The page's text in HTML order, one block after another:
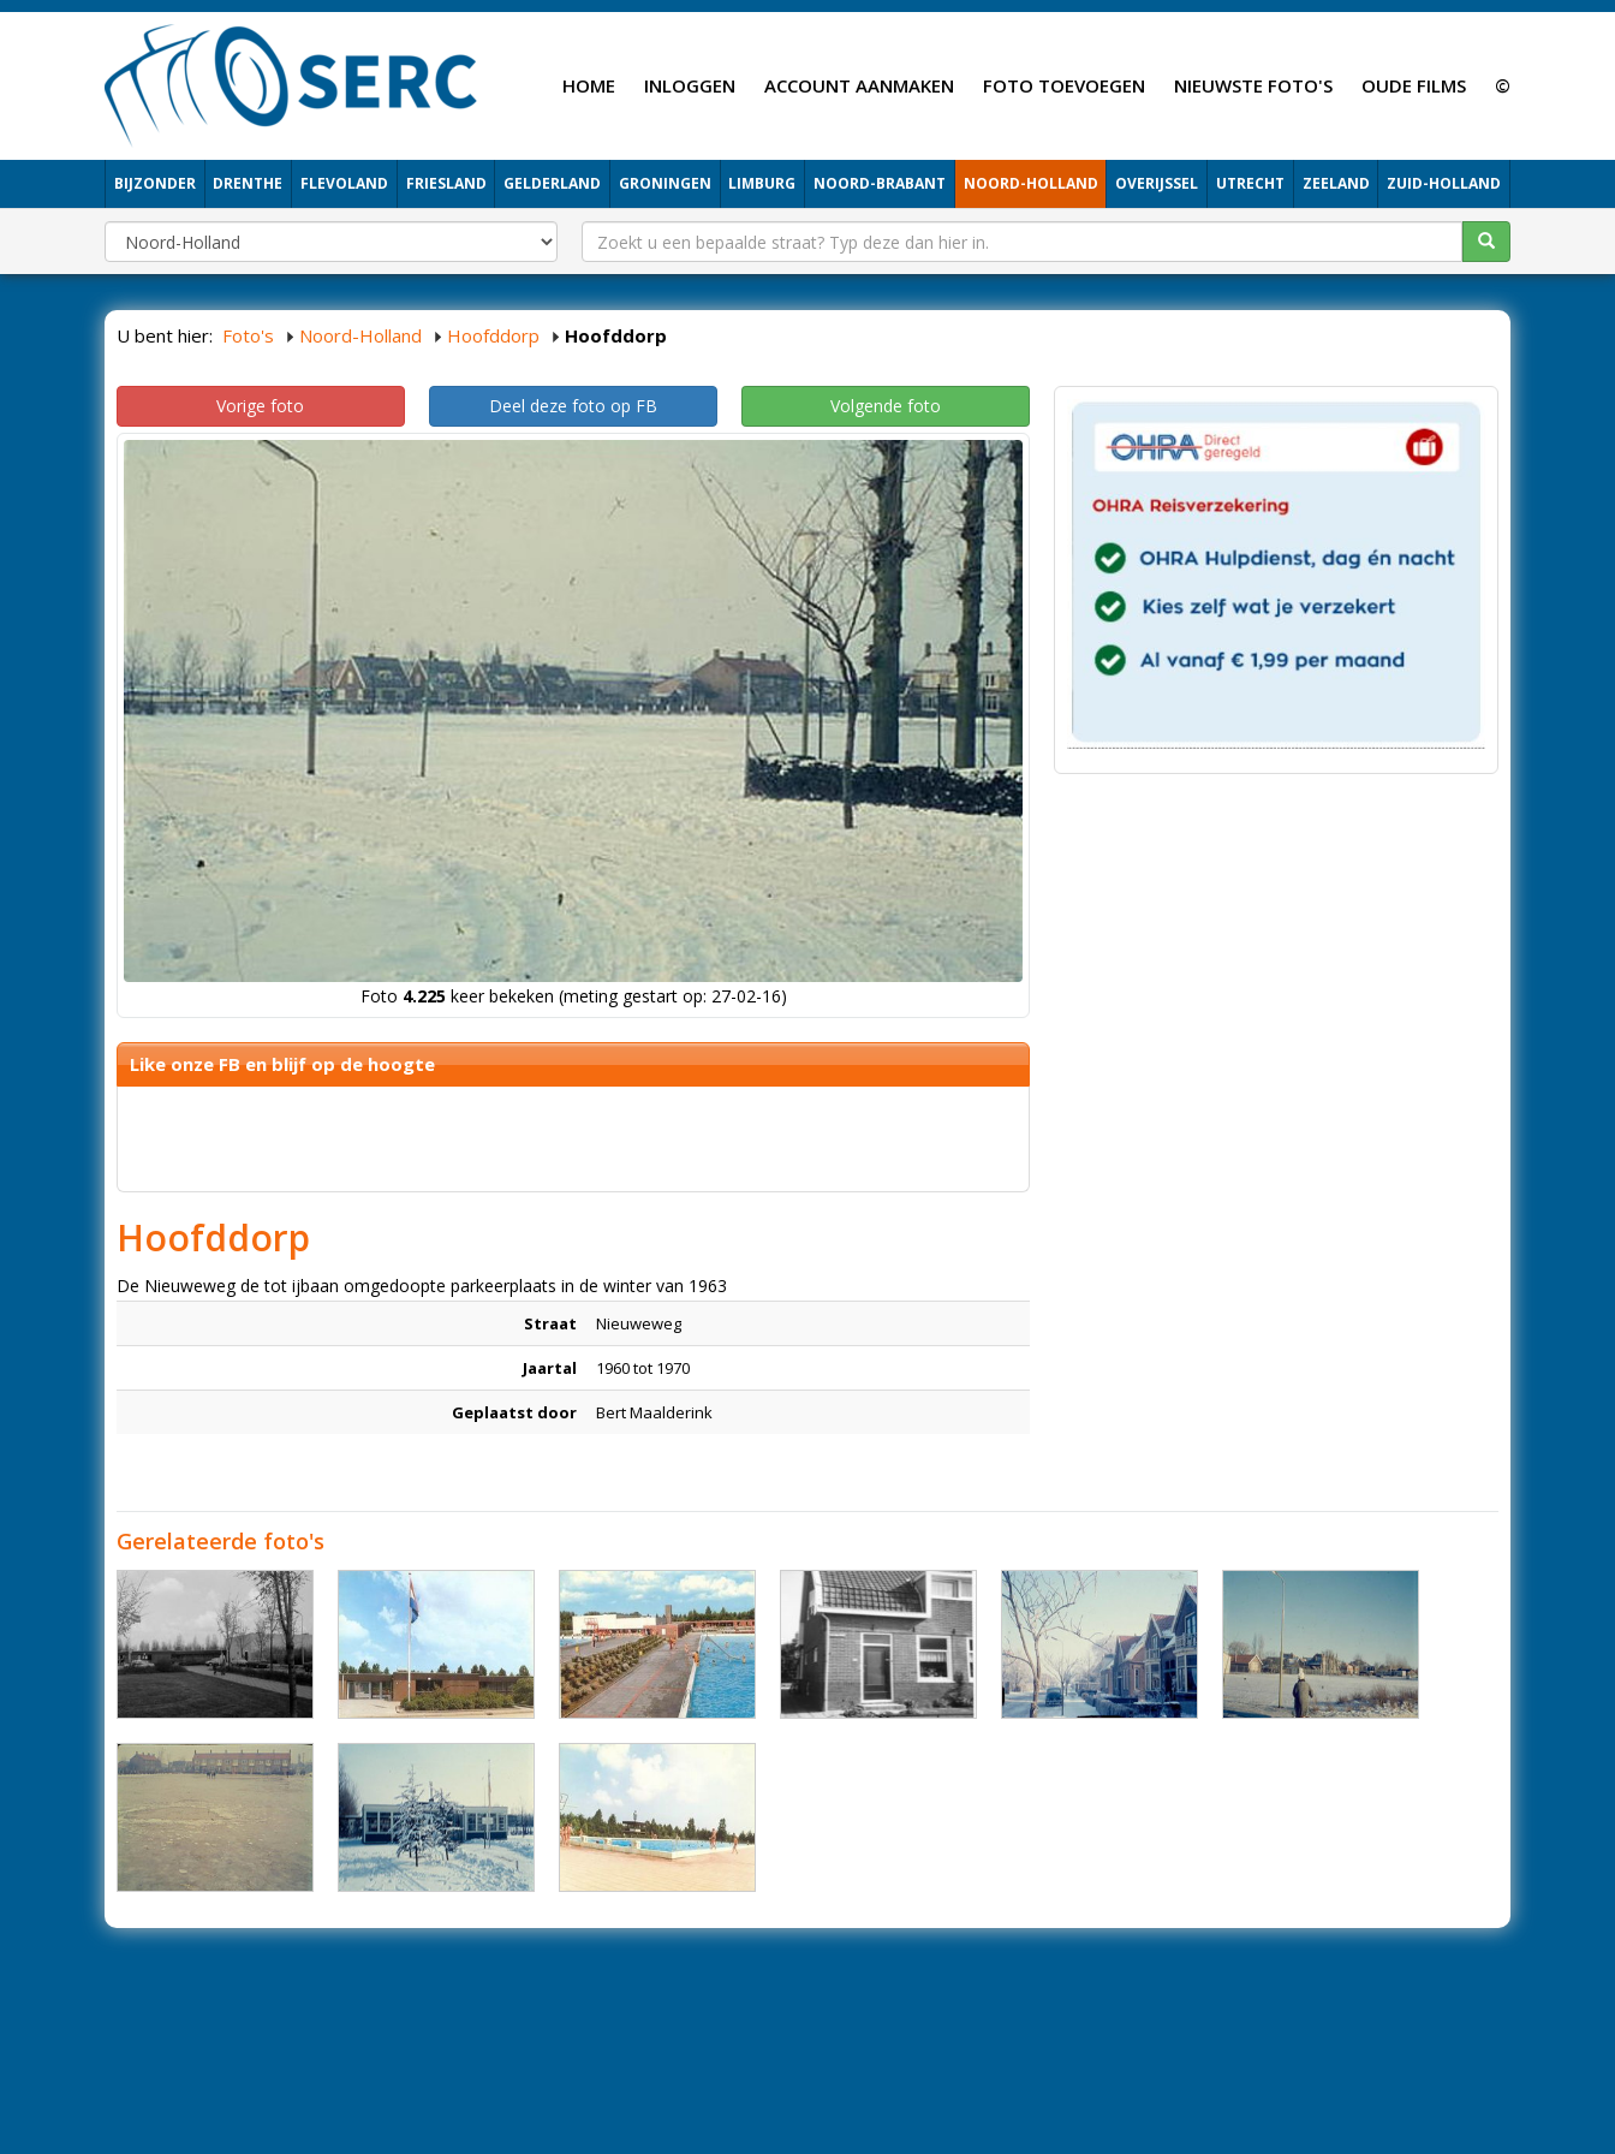
HOME INLOGGEN ACCOUNT AANMAKEN FOTO TOEVOEGEN NIEUWSTE FOTO'S OUDE FILMS ©
BIJZONDER DRENTHE FLEVOLAND FRIESLAND GELDERLAND GRONINGEN LIMBURG NOORD-BRABANT NOORD-HOLLAND OVERIJSSEL UTRECHT ZEELAND ZUID-HOLLAND
U bent hier: Foto's Noord-Holland Hoofddorp Hoofddorp
Vorige foto Deel deze foto op FB Volgende foto
Foto 4.225keer bekeken (meting gestart op: 27-02-16)
Like onze FB en blijf op de hoogte
Hoofddorp
De Nieuweweg de tot ijbaan omgedoopte parkeerplaats in de winter van 1963
Straat Nieuweweg
Jaartal 1960 tot 1970
Geplaatst door Bert Maalderink
Gerelateerde foto's